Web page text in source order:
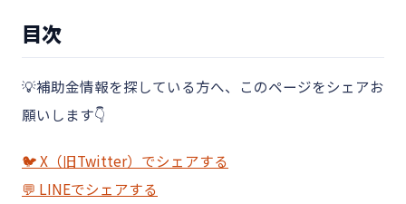
目次
💡補助金情報を探している方へ、このページをシェアお
願いします👇
🐦 X（旧Twitter）でシェアする
💬 LINEでシェアする